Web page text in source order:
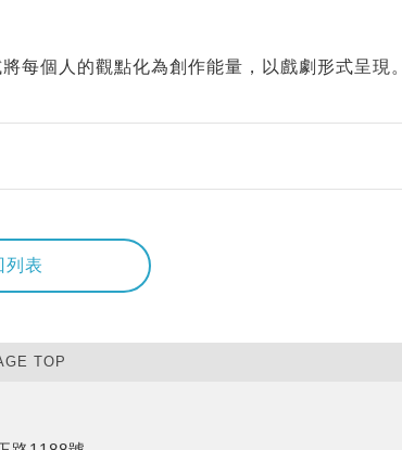
每個人的觀點化為創作能量，以戲劇形式呈現。
列表
TOP